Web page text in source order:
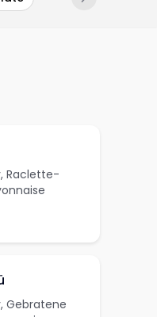
Raclette-
Gebratene